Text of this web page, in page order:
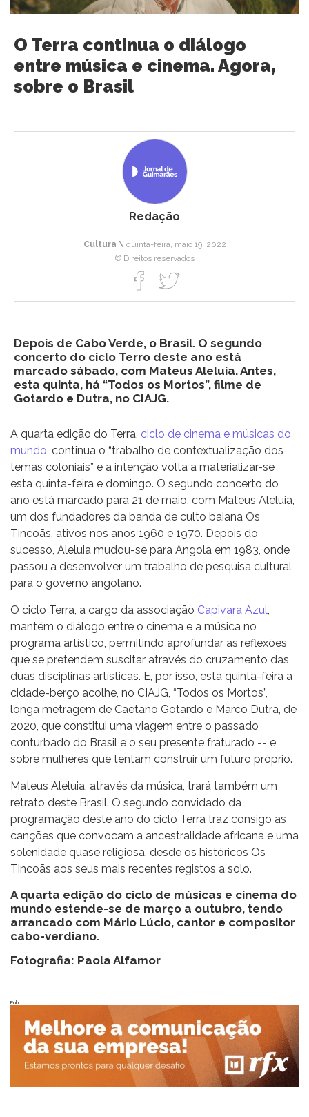
O Terra continua o diálogo
entre música e cinema. Agora,
sobre o Brasil
Redação
Cultura \ quinta-feira, maio 19, 2022
© Direitos reservados
Depois de Cabo Verde, o Brasil. O segundo
concerto do ciclo Terro deste ano está
marcado sábado, com Mateus Aleluia. Antes,
esta quinta, há “Todos os Mortos”, filme de
Gotardo e Dutra, no CIAJG.
A quarta edição do Terra, ciclo de cinema e músicas do
mundo, continua o “trabalho de contextualização dos
temas coloniais” e a intenção volta a materializar-se
esta quinta-feira e domingo. O segundo concerto do
ano está marcado para 21 de maio, com Mateus Aleluia,
um dos fundadores da banda de culto baiana Os
Tincoãs, ativos nos anos 1960 e 1970. Depois do
sucesso, Aleluia mudou-se para Angola em 1983, onde
passou a desenvolver um trabalho de pesquisa cultural
para o governo angolano.
O ciclo Terra, a cargo da associação Capivara Azul
mantém o diálogo entre o cinema e a música no
programa artístico, permitindo aprofundar as reflexões
que se pretendem suscitar através do cruzamento das
duas disciplinas artísticas. E, por isso, esta quinta-feira a
cidade-berço acolhe, no CIAJG, “Todos os Mortos”,
longa metragem de Caetano Gotardo e Marco Dutra, de
2020, que constitui uma viagem entre o passado
conturbado do Brasil e o seu presente fraturado -- e
sobre mulheres que tentam construir um futuro próprio.
Mateus Aleluia, através da música, trará também um
retrato deste Brasil. O segundo convidado da
programação deste ano do ciclo Terra traz consigo as
canções que convocam a ancestralidade africana e uma
solenidade quase religiosa, desde os históricos Os
Tincoãs aos seus mais recentes registos a solo.
A quarta edição do ciclo de músicas e cinema do
mundo estende-se de março a outubro, tendo
arrancado com Mário Lúcio, cantor e compositor
cabo-verdiano.
Fotografia: Paola Alfamor
Pub